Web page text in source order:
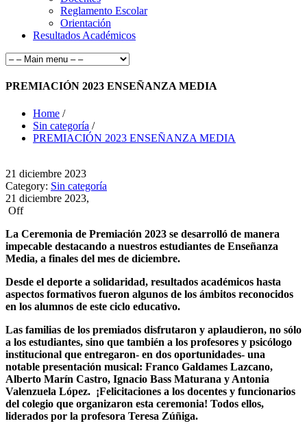
Reglamento Escolar
Orientación
Resultados Académicos
PREMIACIÓN 2023 ENSEÑANZA MEDIA
Home /
Sin categoría /
PREMIACIÓN 2023 ENSEÑANZA MEDIA
21 diciembre 2023
Category: Sin categoría
21 diciembre 2023,
Off
La Ceremonia de Premiación 2023 se desarrolló de manera
impecable destacando a nuestros estudiantes de Enseñanza
Media, a finales del mes de diciembre.
Desde el deporte a solidaridad, resultados académicos hasta
aspectos formativos fueron algunos de los ámbitos reconocidos
en los alumnos de este ciclo educativo.
Las familias de los premiados disfrutaron y aplaudieron, no sólo
a los estudiantes, sino que también a los profesores y psicólogo
institucional que entregaron- en dos oportunidades- una
notable presentación musical: Franco Galdames Lazcano,
Alberto Marín Castro, Ignacio Bass Maturana y Antonia
Valenzuela López. ¡Felicitaciones a los docentes y funcionarios
del colegio que organizaron esta ceremonia! Todos ellos,
liderados por la profesora Teresa Zúñiga.